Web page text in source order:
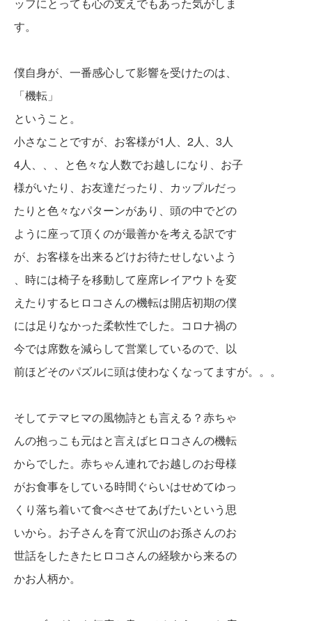
ッフにとっても心の支えでもあった気がしま
す。
僕自身が、一番感心して影響を受けたのは、
「機転」
ということ。
小さなことですが、お客様が1人、2人、3人
4人、、、と色々な人数でお越しになり、お子
様がいたり、お友達だったり、カップルだっ
たりと色々なパターンがあり、頭の中でどの
ように座って頂くのが最善かを考える訳です
が、 お客様を出来るどけお待たせしないよう
、時には椅子を移動して座席レイアウトを変
えたりするヒロコさんの機転は開店初期の僕
には足 りなかった柔軟性でした。 コロナ禍の
今では席数を減らして営業しているので、以
前ほどそのパズルに頭は使わなくなってますが。。。
そしてテマヒマの風物詩とも言える？赤ちゃ
んの抱っこも元はと言えばヒロコさんの機転
からでした。赤ちゃん連れでお越しのお母様
がお食事をしている時間ぐらいはせめてゆっ
くり落ち着いて食べさせてあげたいという思
いから。お子さんを育て沢山のお孫さんのお
世話をしたきたヒロコさんの経験から来るの
かお人柄か。